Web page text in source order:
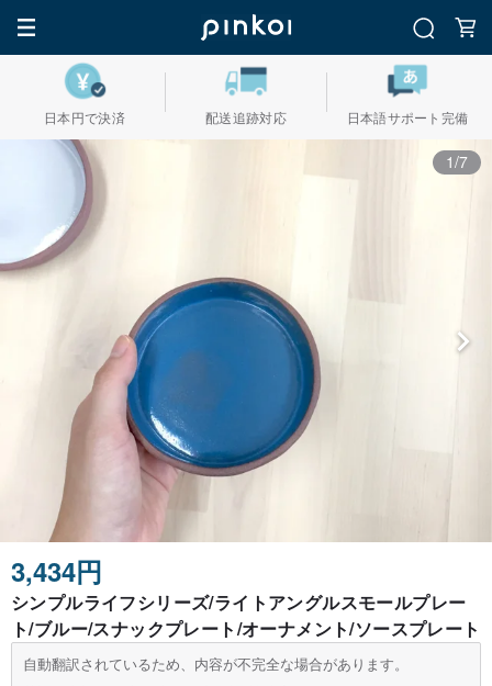
日本円で決済 配送追跡対応 日本語サポート完備
1/7
3,434円
シンプルライフシリーズ/ライトアングルスモールプレー
ト/ブルー/スナックプレート/オーナメント/ソースプレート
自動翻訳されているため、内容が不完全な場合があります。